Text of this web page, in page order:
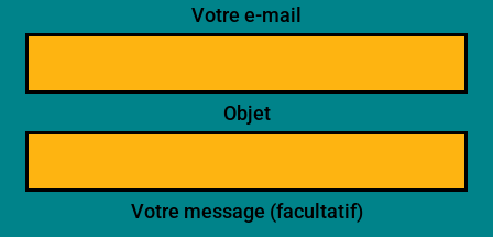
Votre e-mail
Objet
Votre message (facultatif)